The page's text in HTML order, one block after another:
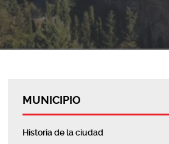
MUNICIPIO
Historia de la ciudad